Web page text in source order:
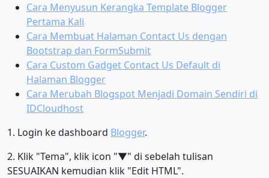
Cara Menyusun Kerangka Template Blogger
Pertama Kali
Cara Membuat Halaman Contact Us dengan
Bootstrap dan FormSubmit
Cara Custom Gadget Contact Us Default di
Halaman Blogger
Cara Merubah Blogspot Menjadi Domain Sendiri di
IDCloudhost
1. Login ke dashboard Blogger.
2. Klik "Tema", klik icon "▼" di sebelah tulisan
SESUAIKAN kemudian klik "Edit HTML".